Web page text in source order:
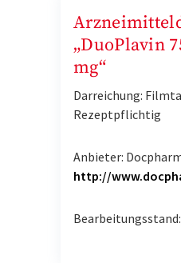
„DuoPlavin
mg“
Darreichung:
Rezeptpflichtig
Anbieter:
http://
Bearbeitungsstand: